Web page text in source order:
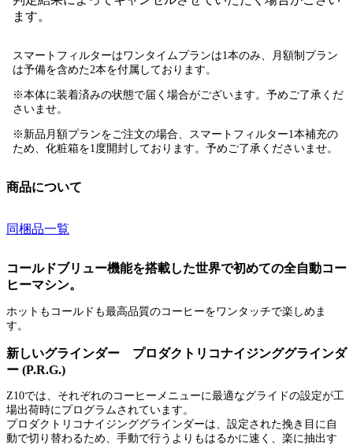
ます。
スマートフィルターはワンタイムプランは1本のみ、月額制プラン
は予備を含めた2本を付属しております。
※本体に装着済みの状態で届く場合がございます。予めご了承くだ
さいませ。
※新品月額プランをご注文の場合、スマートフィルター1本補充の
ため、化粧箱を1度開封しております。予めご了承くださいませ。
商品について
同梱品一覧
コールドブリュー機能を搭載した世界で初めての全自動コー
ヒーマシン。
ホットもコールドも最高品質のコーヒーをワンタッチで楽しめま
す。
新しいグラインダー プロダクトリコナイジンググラインダ
ー (P.R.G.)
Z10では、それぞれのコーヒーメニューに最適なグライドの設定が工
場出荷時にプログラムされています。
プロダクトリコナイジンググラインダーは、設定された挽き目に自
動で切り替わるため、手動で行うよりもはるかに速く、楽に抽出す